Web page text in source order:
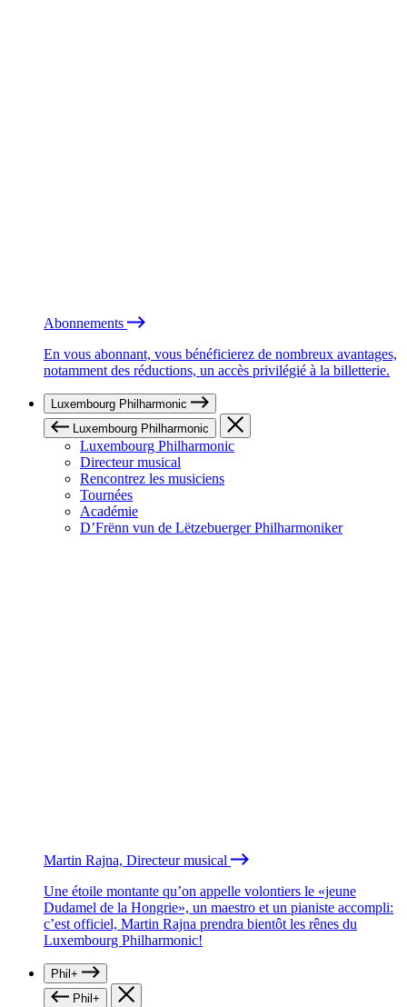
Abonnements
En vous abonnant, vous bénéficierez de nombreux avantages,
notamment des réductions, un accès privilégié à la billetterie.
Luxembourg Philharmonic
Luxembourg Philharmonic
Luxembourg Philharmonic
Directeur musical
Rencontrez les musiciens
Tournées
Académie
D’Frënn vun de Lëtzebuerger Philharmoniker
Martin Rajna, Directeur musical
Une étoile montante qu’on appelle volontiers le «jeune
Dudamel de la Hongrie», un maestro et un pianiste accompli:
c’est officiel, Martin Rajna prendra bientôt les rênes du
Luxembourg Philharmonic!
Phil+
Phil+